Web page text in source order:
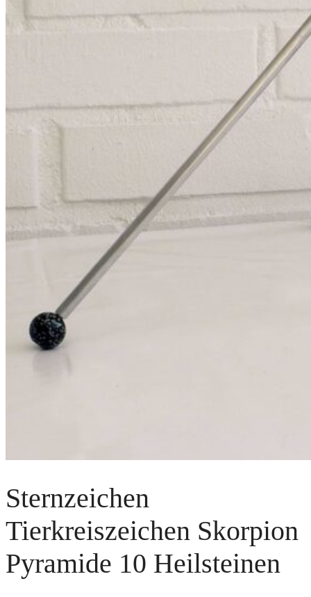
Sternzeichen
Tierkreiszeichen Skorpion
Pyramide 10 Heilsteinen